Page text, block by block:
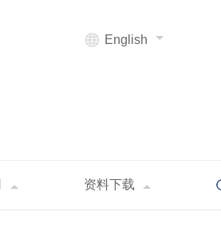
English
资料下载